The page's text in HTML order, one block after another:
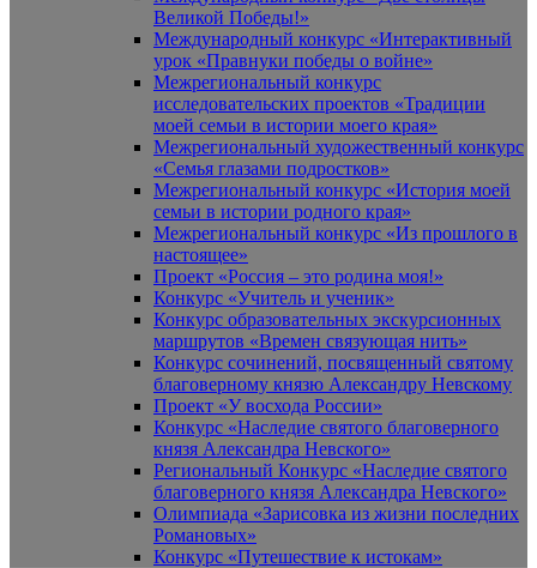
Великой Победы!»
Международный конкурс «Интерактивный
урок «Правнуки победы о войне»
Межрегиональный конкурс
исследовательских проектов «Традиции
моей семьи в истории моего края»
Межрегиональный художественный конкурс
«Семья глазами подростков»
Межрегиональный конкурс «История моей
семьи в истории родного края»
Межрегиональный конкурс «Из прошлого в
настоящее»
Проект «Россия – это родина моя!»
Конкурс «Учитель и ученик»
Конкурс образовательных экскурсионных
маршрутов «Времен связующая нить»
Конкурс сочинений, посвященный святому
благоверному князю Александру Невскому
Проект «У восхода России»
Конкурс «Наследие святого благоверного
князя Александра Невского»
Региональный Конкурс «Наследие святого
благоверного князя Александра Невского»
Олимпиада «Зарисовка из жизни последних
Романовых»
Конкурс «Путешествие к истокам»